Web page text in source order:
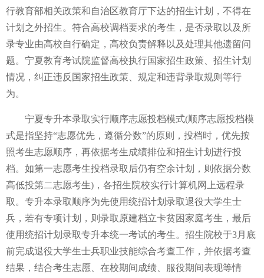
行教育部相关政策和自治区教育厅下达的招生计划，不得在
计划之外招生。符合高校调档要求的考生，是否录取以及所
录专业由高校自行确定，高校负责解释以及处理其他遗留问
题。宁夏教育考试院监督高校执行国家招生政策、招生计划
情况，纠正违反国家招生政策、规定和违背录取规则等行
为。
宁夏专升本录取实行顺序志愿投档模式(顺序志愿投档模
式是指坚持“志愿优先，遵循分数”的原则，投档时，优先按
照考生志愿顺序，再依据考生成绩排位和招生计划进行投
档。如第一志愿考生投档录取后仍有空余计划，则依据分数
高低投第二志愿考生)，各招生院校实行计算机网上远程录
取。专升本录取顺序为先使用统招计划录取退役大学生士
兵，若有专项计划，则录取原建档立卡贫困家庭考生，最后
使用统招计划录取专升本统一考试的考生。招生院校于3月底
前完成退役大学生士兵职业技能综合考查工作，并依据考查
结果，结合考生志愿、在校期间成绩、服役期间表现等情